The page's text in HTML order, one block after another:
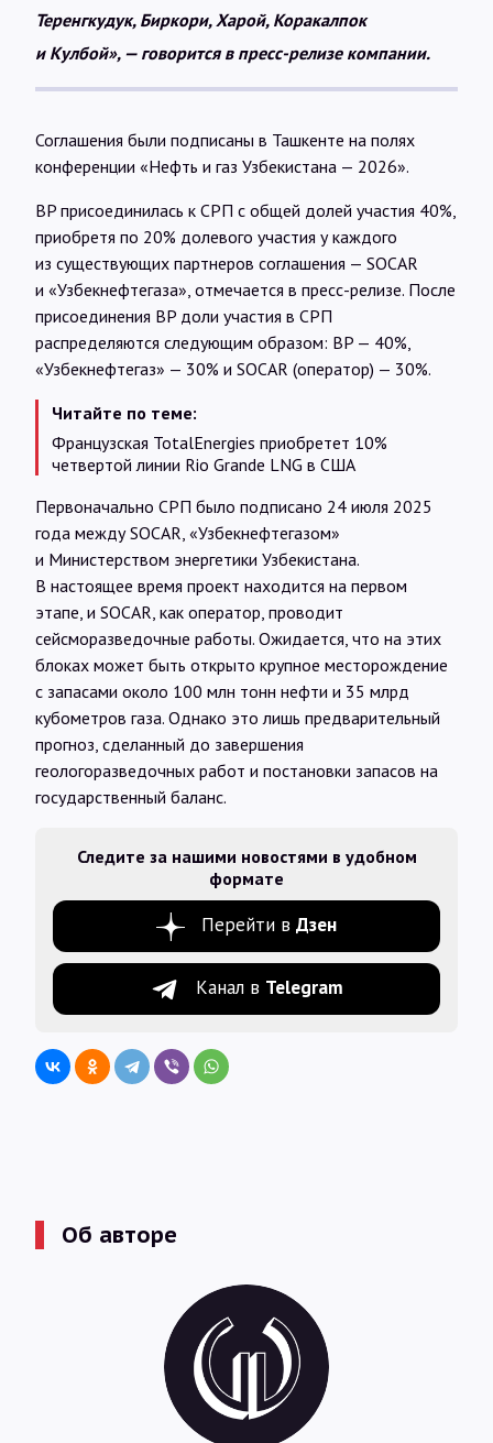
Теренгкудук, Биркори, Харой, Коракалпок
и Кулбой», — говорится в пресс-релизе компании.
Соглашения были подписаны в Ташкенте на полях
конференции «Нефть и газ Узбекистана — 2026».
BP присоединилась к СРП с общей долей участия 40%,
приобретя по 20% долевого участия у каждого
из существующих партнеров соглашения — SOCAR
и «Узбекнефтегаза», отмечается в пресс-релизе. После
присоединения BP доли участия в СРП
распределяются следующим образом: BP — 40%,
«Узбекнефтегаз» — 30% и SOCAR (оператор) — 30%.
Читайте по теме:
Французская TotalEnergies приобретет 10%
четвертой линии Rio Grande LNG в США
Первоначально СРП было подписано 24 июля 2025
года между SOCAR, «Узбекнефтегазом»
и Министерством энергетики Узбекистана.
В настоящее время проект находится на первом
этапе, и SOCAR, как оператор, проводит
сейсморазведочные работы. Ожидается, что на этих
блоках может быть открыто крупное месторождение
с запасами около 100 млн тонн нефти и 35 млрд
кубометров газа. Однако это лишь предварительный
прогноз, сделанный до завершения
геологоразведочных работ и постановки запасов на
государственный баланс.
Следите за нашими новостями в удобном
формате
Перейти в Дзен
Канал в Telegram
Об авторе